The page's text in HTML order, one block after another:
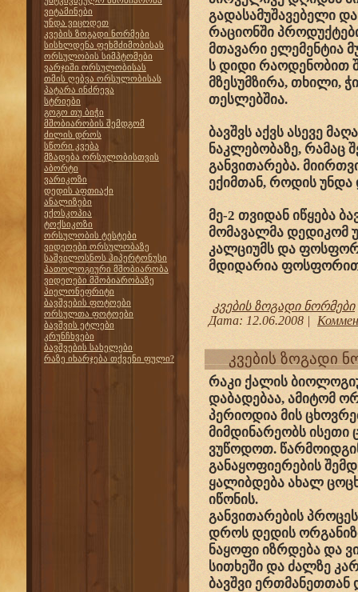
ვიტამინები
უნდა ვიცოდეთ
კვების ზოგადი ნორმები
სისხლდენა ფეხმძიმობისას
ორსულობის სიმპტომები
ვარჯიში ორსულობისას
თმის ღებვა ორსულობისას
პატარა ინძრევა
სტრიები
გოგო თუ ბიჭი
მშობიარობის შემდგომ
ძილის დროს
სწორი კვება
მზადება ორსულობისთვის
აბორტი
ვარიკოზი
დედის აფთიაქი
ანალიზები
ექოსკოპია
ტოქსიკოზი
ორსულობის ტესტები
ვიდეოები ორსულობაზე
საშვილოსნოს ჰიპერტონუსი
პათოლოგიური მშობიარობა
ვიდეოები მშობიარობაზე
პიელონეფრიტი
ბავშვების ფოტოები
ორსულთა ფოტოები
ბავშვის ეტლები
კრუნჩხვები
ბავშვების სახელები
რაზე იხარჯება თქვენი ფული?
გადასამუშავებელი
რაციონში
მთავარი ელემენტია
ს დიდი რაოდენობით
მზესუმზირა, თხილი,
თესლებშია.
ბავშვს აქვს ასევე
ნაკლებობაზე, რამაც
განვითარება.
ექიმთან, როდის უნდა
მე-2 თვიდან იწყება
მომავალმა დედიკომ
კალციუმს და
მდიდარია ფოსფორით,
კვების ზოგადი ნორმები
Дата: 12.06.2008 |
კვების ზოგადი
რაკი ქალის
დაბადებაა, ამიტომ
პერიოდია მის
მიმდინარეობს
ვუწოდოთ.
განაყოფიერების
ყალიბდება ახალ
იწონის.
განვითარების
დროს დედის
ნაყოფი იზრდება და
სითხეში და ძალზე
ბავშვი